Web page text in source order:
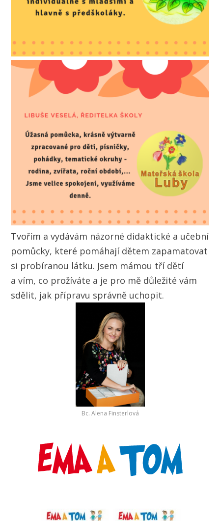
Tvořím a vydávám názorné didaktické a učební
pomůcky, které pomáhají dětem zapamatovat
si probíranou látku. Jsem mámou tří dětí
a vím, co prožíváte a je pro mě důležité vám
sdělit, jak přípravu správně uchopit.
Bc. Alena Finsterlová